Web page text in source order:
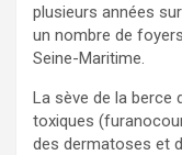
plusieurs années
un nombre de
Seine-Maritime.
La sève de la berce
toxiques
des dermatoses et